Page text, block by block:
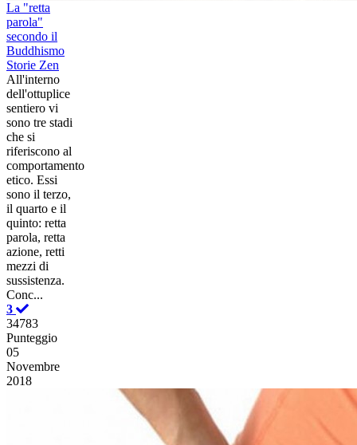
La "retta
parola"
secondo il
Buddhismo
Storie Zen
All'interno
dell'ottuplice
sentiero vi
sono tre stadi
che si
riferiscono al
comportamento
etico. Essi
sono il terzo,
il quarto e il
quinto: retta
parola, retta
azione, retti
mezzi di
sussistenza.
Conc...
3
34783
Punteggio
05
Novembre
2018